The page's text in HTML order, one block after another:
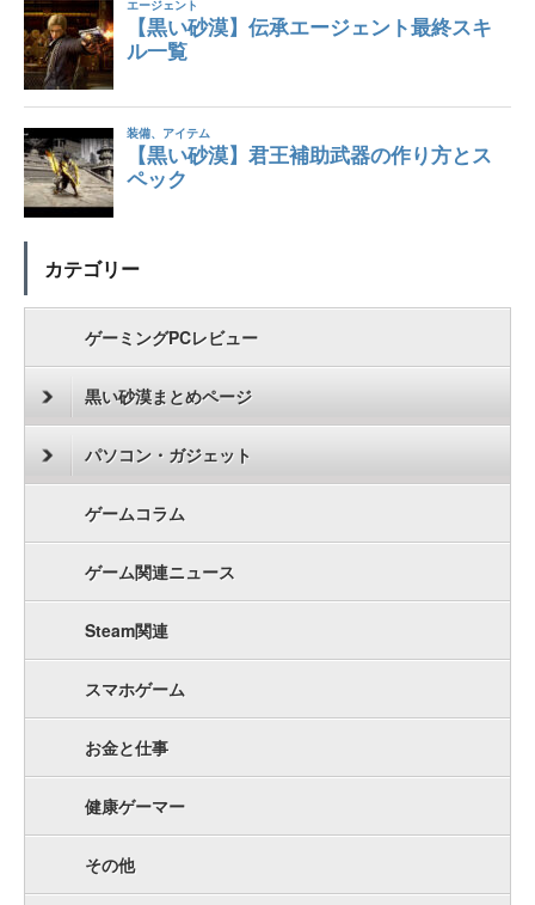
カテゴリー
ゲーミングPCレビュー
黒い砂漠まとめページ
パソコン・ガジェット
ゲームコラム
ゲーム関連ニュース
Steam関連
スマホゲーム
お金と仕事
健康ゲーマー
その他